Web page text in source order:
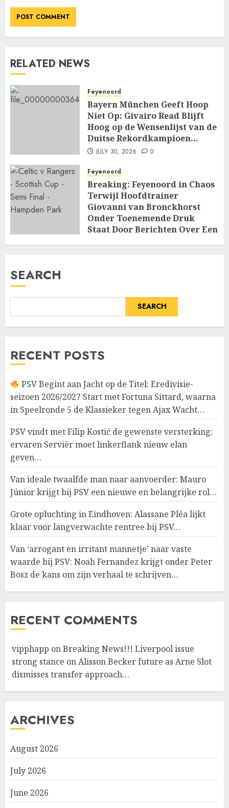
RELATED NEWS
Feyenoord
Bayern München Geeft Hoop
Niet Op: Givairo Read Blijft
Hoog op de Wensenlijst van de
Duitse Rekordkampioen…
JULY 30, 2026 0
Feyenoord
Breaking: Feyenoord in Chaos
Terwijl Hoofdtrainer
Giovanni van Bronckhorst
Onder Toenemende Druk
Staat Door Berichten Over Een
SEARCH
SEARCH
RECENT POSTS
PSV Begint aan Jacht op de Titel: Eredivisie-
seizoen 2026/2027 Start met Fortuna Sittard, waarna
in Speelronde 5 de Klassieker tegen Ajax Wacht…
PSV vindt met Filip Kostić de gewenste versterking:
ervaren Serviër moet linkerflank nieuw elan
geven…
Van ideale twaalfde man naar aanvoerder: Mauro
Júnior krijgt bij PSV een nieuwe en belangrijke rol…
Grote opluchting in Eindhoven: Alassane Pléa lijkt
klaar voor langverwachte rentree bij PSV…
Van ‘arrogant en irritant mannetje’ naar vaste
waarde bij PSV: Noah Fernandez krijgt onder Peter
Bosz de kans om zijn verhaal te schrijven…
RECENT COMMENTS
vipphapp onBreaking News!!! Liverpool issue
strong stance on Alisson Becker future as Arne Slot
dismisses transfer approach…
ARCHIVES
August 2026
July 2026
June 2026